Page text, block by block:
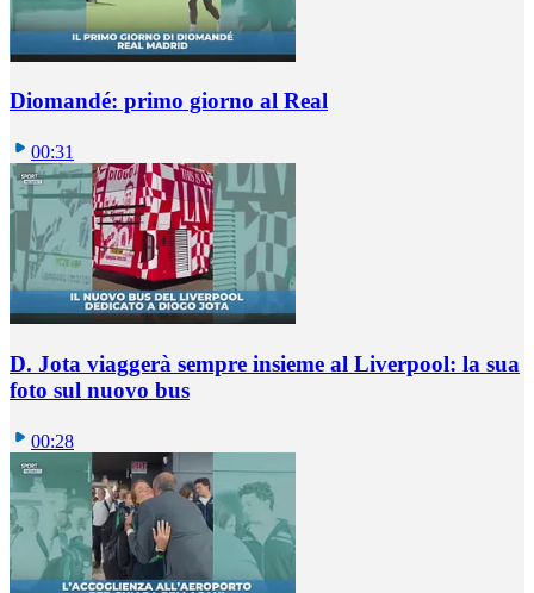
Diomandé: primo giorno al Real
00:31
D. Jota viaggerà sempre insieme al Liverpool: la sua
foto sul nuovo bus
00:28